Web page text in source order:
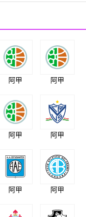
阿甲 阿甲
阿甲 阿甲
阿甲 阿甲